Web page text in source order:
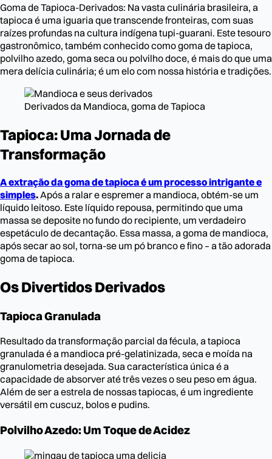
Goma de Tapioca-Derivados: Na vasta culinária brasileira, a
tapioca é uma iguaria que transcende fronteiras, com suas
raízes profundas na cultura indígena tupi-guarani. Este tesouro
gastronômico, também conhecido como goma de tapioca,
polvilho azedo, goma seca ou polvilho doce, é mais do que uma
mera delícia culinária; é um elo com nossa história e tradições.
Derivados da Mandioca, goma de Tapioca
Tapioca: Uma Jornada de
Transformação
A extração da goma de tapioca é um processo intrigante e
simples.Após a ralar e espremer a mandioca, obtém-se um
líquido leitoso. Este líquido repousa, permitindo que uma
massa se deposite no fundo do recipiente, um verdadeiro
espetáculo de decantação. Essa massa, a goma de mandioca,
após secar ao sol, torna-se um pó branco e fino – a tão adorada
goma de tapioca.
Os Divertidos Derivados
Tapioca Granulada
Resultado da transformação parcial da fécula, a tapioca
granulada é a mandioca pré-gelatinizada, seca e moída na
granulometria desejada. Sua característica única é a
capacidade de absorver até três vezes o seu peso em água.
Além de ser a estrela de nossas tapiocas, é um ingrediente
versátil em cuscuz, bolos e pudins.
Polvilho Azedo: Um Toque de Acidez